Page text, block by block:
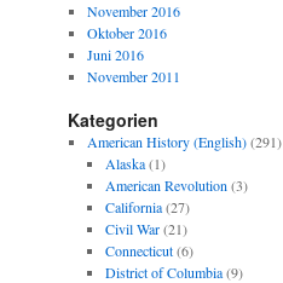
November 2016
Oktober 2016
Juni 2016
November 2011
Kategorien
American History (English)(291)
Alaska(1)
American Revolution (3)
California(27)
Civil War(21)
Connecticut(6)
District of Columbia(9)